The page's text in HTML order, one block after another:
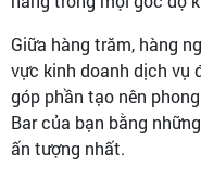
Giữa hàng trăm, hàng
vực kinh doanh dịch vụ
góp phần tạo nên
Bar của bạn bằng
ấn tượng nhất.